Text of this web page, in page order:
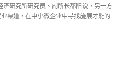
济研究所研究员、副所长都阳说，另一方
渠道，在中小微企业中寻找施展才能的